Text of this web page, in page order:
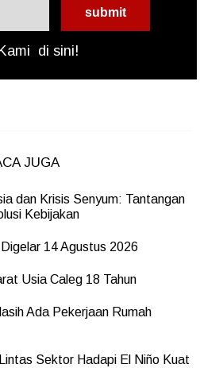
di sini!
JUGA
dan Krisis Senyum: Tantangan
Kebijakan
14 Agustus 2026
Usia Caleg 18 Tahun
Ada Pekerjaan Rumah
Sektor Hadapi El Niño Kuat